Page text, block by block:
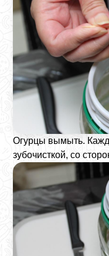
Огурцы вымыть.
зубочисткой, со